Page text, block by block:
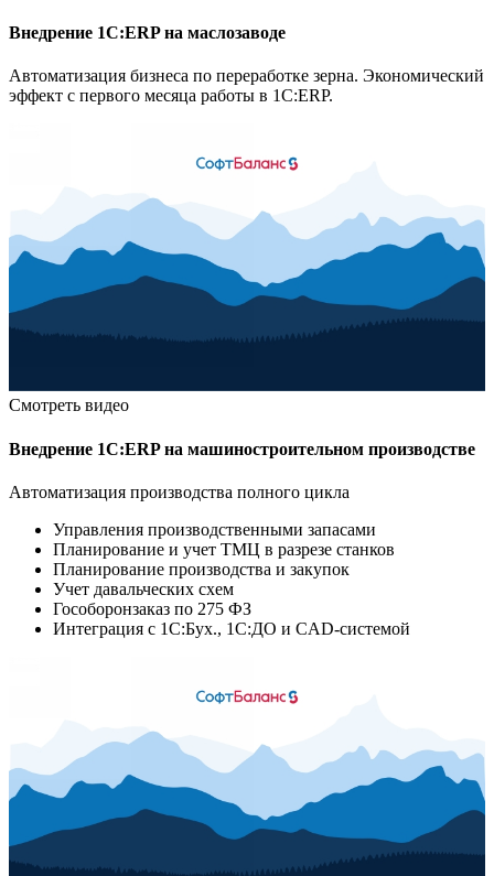
Внедрение 1С:ERP на маслозаводе
Автоматизация бизнеса по переработке зерна. Экономический
эффект с первого месяца работы в 1С:ERP.
Смотреть видео
Внедрение 1С:ERP на машиностроительном производстве
Автоматизация производства полного цикла
Управления производственными запасами
Планирование и учет ТМЦ в разрезе станков
Планирование производства и закупок
Учет давальческих схем
Гособоронзаказ по 275 ФЗ
Интеграция с 1С:Бух., 1С:ДО и CAD-системой